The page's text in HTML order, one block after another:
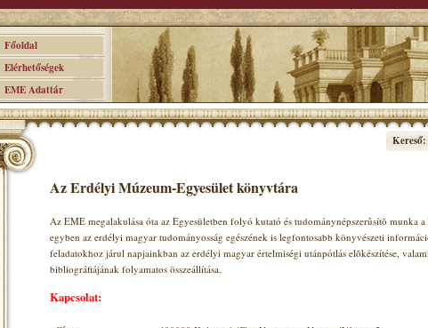
Főoldal
Elérhetőségek
EME Adattár
Kereső:
Az Erdélyi Múzeum-Egyesület könyvtára
Az EME megalakulása óta az Egyesületben folyó kutató és tudománynépszerûsítõ munka
egyben az erdélyi magyar tudományosság egészének is legfontosabb könyvészeti
feladatokhoz járul napjainkban az erdélyi magyar értelmiségi utánpótlás elõkészítése,
bibliográfiájának folyamatos összeállítása.
Kapcsolat: